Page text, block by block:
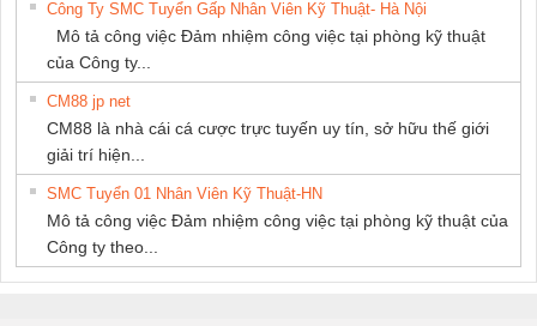
Công Ty SMC Tuyển Gấp Nhân Viên Kỹ Thuật- Hà Nội
Mô tả công việc Đảm nhiệm công việc tại phòng kỹ thuật
của Công ty...
CM88 jp net
CM88 là nhà cái cá cược trực tuyến uy tín, sở hữu thế giới
giải trí hiện...
SMC Tuyển 01 Nhân Viên Kỹ Thuật-HN
Mô tả công việc Đảm nhiệm công việc tại phòng kỹ thuật của
Công ty theo...